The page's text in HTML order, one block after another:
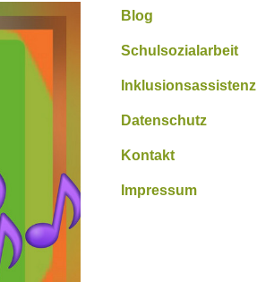
Blog
Schulsozialarbeit
Inklusionsassistenz
Datenschutz
Kontakt
Impressum